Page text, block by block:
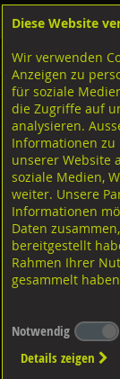
Shop Schrauben
Gewindestangen,
Dieser Artikel ist in 13
Artikel-Nr.:
Verpackungs-Einheit:
Diese Website
Wir verwenden
Anzeigen zu
für soziale
die Zugriffe auf
analysieren.
Informationen
unserer Website
soziale Medien,
weiter. Unsere
Informationen
Daten
bereitgestellt
Rahmen Ihrer
gesammelt
Notwendig
Details zeigen